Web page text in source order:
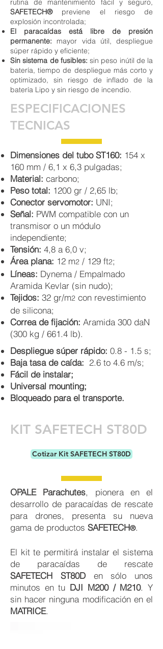
rutina de mantenimiento fácil y seguro,
SAFETECH®previene el riesgo de
explosión incontrolada;
El paracaídas está libre de presión
permanente: mayor vida útil, despliegue
súper rápido y eficiente;
Sin sistema de fusibles: sin peso inútil de la
batería, tiempo de despliegue más corto y
optimizado, sin riesgo de inflado de la
batería Lipo y sin riesgo de incendio.
ESPECIFICACIONES
TECNICAS
Dimensiones del tubo ST160: 154 x
160 mm / 6,1 x 6,3 pulgadas;
Material: carbono;
Peso total: 1200 gr / 2,65 lb;
Conector servomotor: UNI;
Señal: PWM compatible con un
transmisor o un módulo
independiente;
Tensión: 4,8 a 6,0 v;
Área plana: 12 m2 / 129 ft2;
Líneas: Dynema / Empalmado
Aramida Kevlar (sin nudo);
Tejidos: 32 gr/m2 con revestimiento
de silicona;
Correa de fijación: Aramida 300 daN
(300 kg / 661.4 lb).
Despliegue súper rápido: 0.8 - 1.5 s;
Baja tasa de caída: 2.6 to 4.6 m/s;
Fácil de instalar;
Universal mounting;
Bloqueado para el transporte.
KIT SAFETECH ST80D
Cotizar Kit SAFETECH ST80D
OPALE Parachutes, pionera en el
desarrollo de paracaídas de rescate
para drones, presenta su nueva
gama de productos SAFETECH®.
El kit te permitirá instalar el sistema
de paracaídas de rescate
SAFETECH ST80Den sólo unos
minutos en tu DJI M200 / M210. Y
sin hacer ninguna modificación en el
MATRICE.